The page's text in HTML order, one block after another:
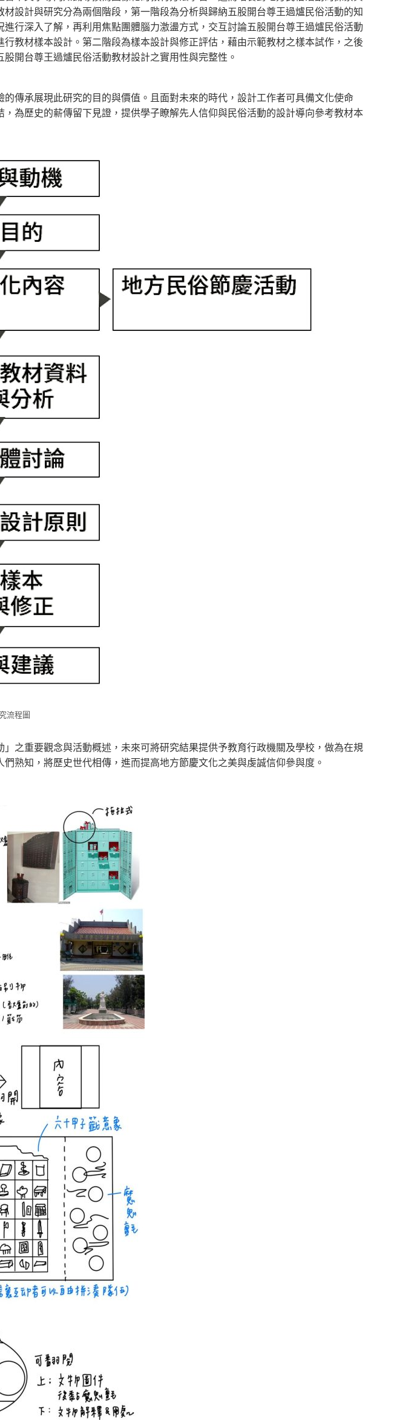
設計與研究分為兩個階段，第一階段為分析與歸納五股開台尊王過爐民俗活動的知
行深入了解，再利用焦點團體腦力激盪方式，交互討論五股開台尊王過爐民俗活動
教材樣本設計。第二階段為樣本設計與修正評估，藉由示範教材之樣本試作，之後
開台尊王過爐民俗活動教材設計之實用性與完整性。
傳承展現此研究的目的與價值。且面對未來的時代，設計工作者可具備文化使命
為歷史的薪傳留下見證，提供學子瞭解先人信仰與民俗活動的設計導向參考教材本
流程圖
之重要觀念與活動概述，未來可將研究結果提供予教育行政機關及學校，做為在規
熟知，將歷史世代相傳，進而提高地方節慶文化之美與虔誠信仰參與度。